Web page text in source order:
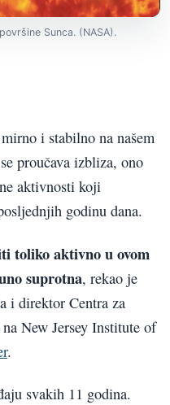
Sunca. (NASA).
i stabilno na našem
proučava izbliza, ono
aktivnosti koji
godinu dana.
toliko aktivno u ovom
suprotna, rekao je
i direktor Centra za
New Jersey Institute of
.
svakih 11 godina.